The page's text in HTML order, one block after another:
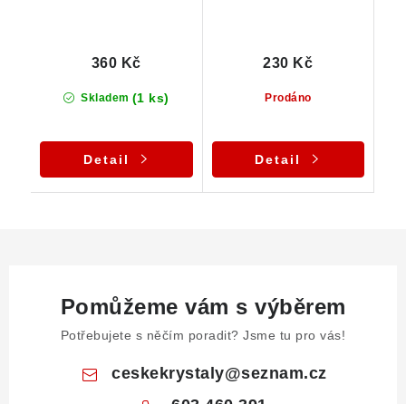
Skladem (1 ks)
360 Kč
Detail
Prodáno
230 Kč
Detail
Pomůžeme vám s výběrem
Potřebujete s něčím poradit? Jsme tu pro vás!
ceskekrystaly@seznam.cz